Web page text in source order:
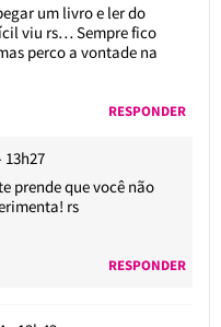
um livro e ler do
viu rs… Sempre fico
perco a vontade na
RESPONDER
13h27
prende que você não
rs
RESPONDER